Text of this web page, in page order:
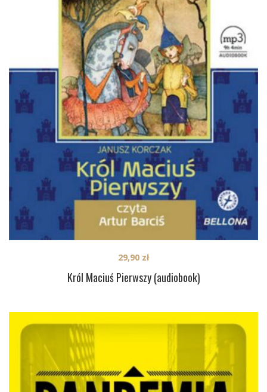
Król Maciuś Pierwszy (audiobook)
29,90 zł